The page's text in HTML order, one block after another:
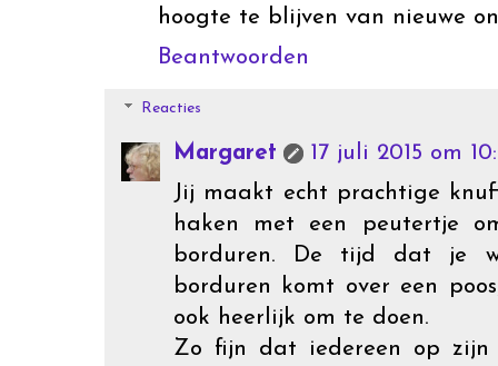
hoogte te blijven van nieuwe
Beantwoorden
Reacties
Margaret
17 juli 2015 om
Jij maakt echt prachtige
haken met een peutertje
borduren. De tijd dat je
borduren komt over een
ook heerlijk om te doen.
Zo fijn dat iedereen op zijn